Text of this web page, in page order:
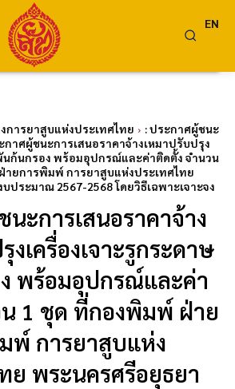
EN
การยาสูบแห่งประเทศไทย
: ประกาศผู้ชนะ
กาศผู้ชนะการเสนอราคาจ้างเหมาปรับปรุง
นก้นกรอง พร้อมอุปกรณ์และค่าติดตั้ง จำนวน
ายการพิมพ์ การยาสูบแห่งประเทศไทย
ประมาณ 2567-2568 โดยวิธีเฉพาะเจาะจง
ะการเสนอราคาจ้าง
งเครื่องเจาะรูกระดาษ
พร้อมอุปกรณ์และค่า
1 ชุด ที่กองพิมพ์ ฝ่าย
พ์ การยาสูบแห่ง
ย พระนครศรีอยุธยา